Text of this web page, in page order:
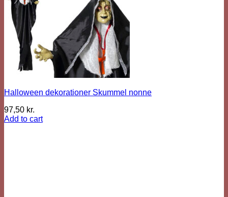
Halloween dekorationer Skummel nonne
97,50 kr.
Add to cart